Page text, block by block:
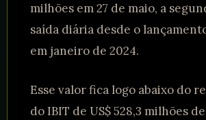
milhões em 27 de maio, a
saída diária desde o
em janeiro de 2024.
Esse valor fica logo abaixo do
do IBIT de US$ 528,3 milhões